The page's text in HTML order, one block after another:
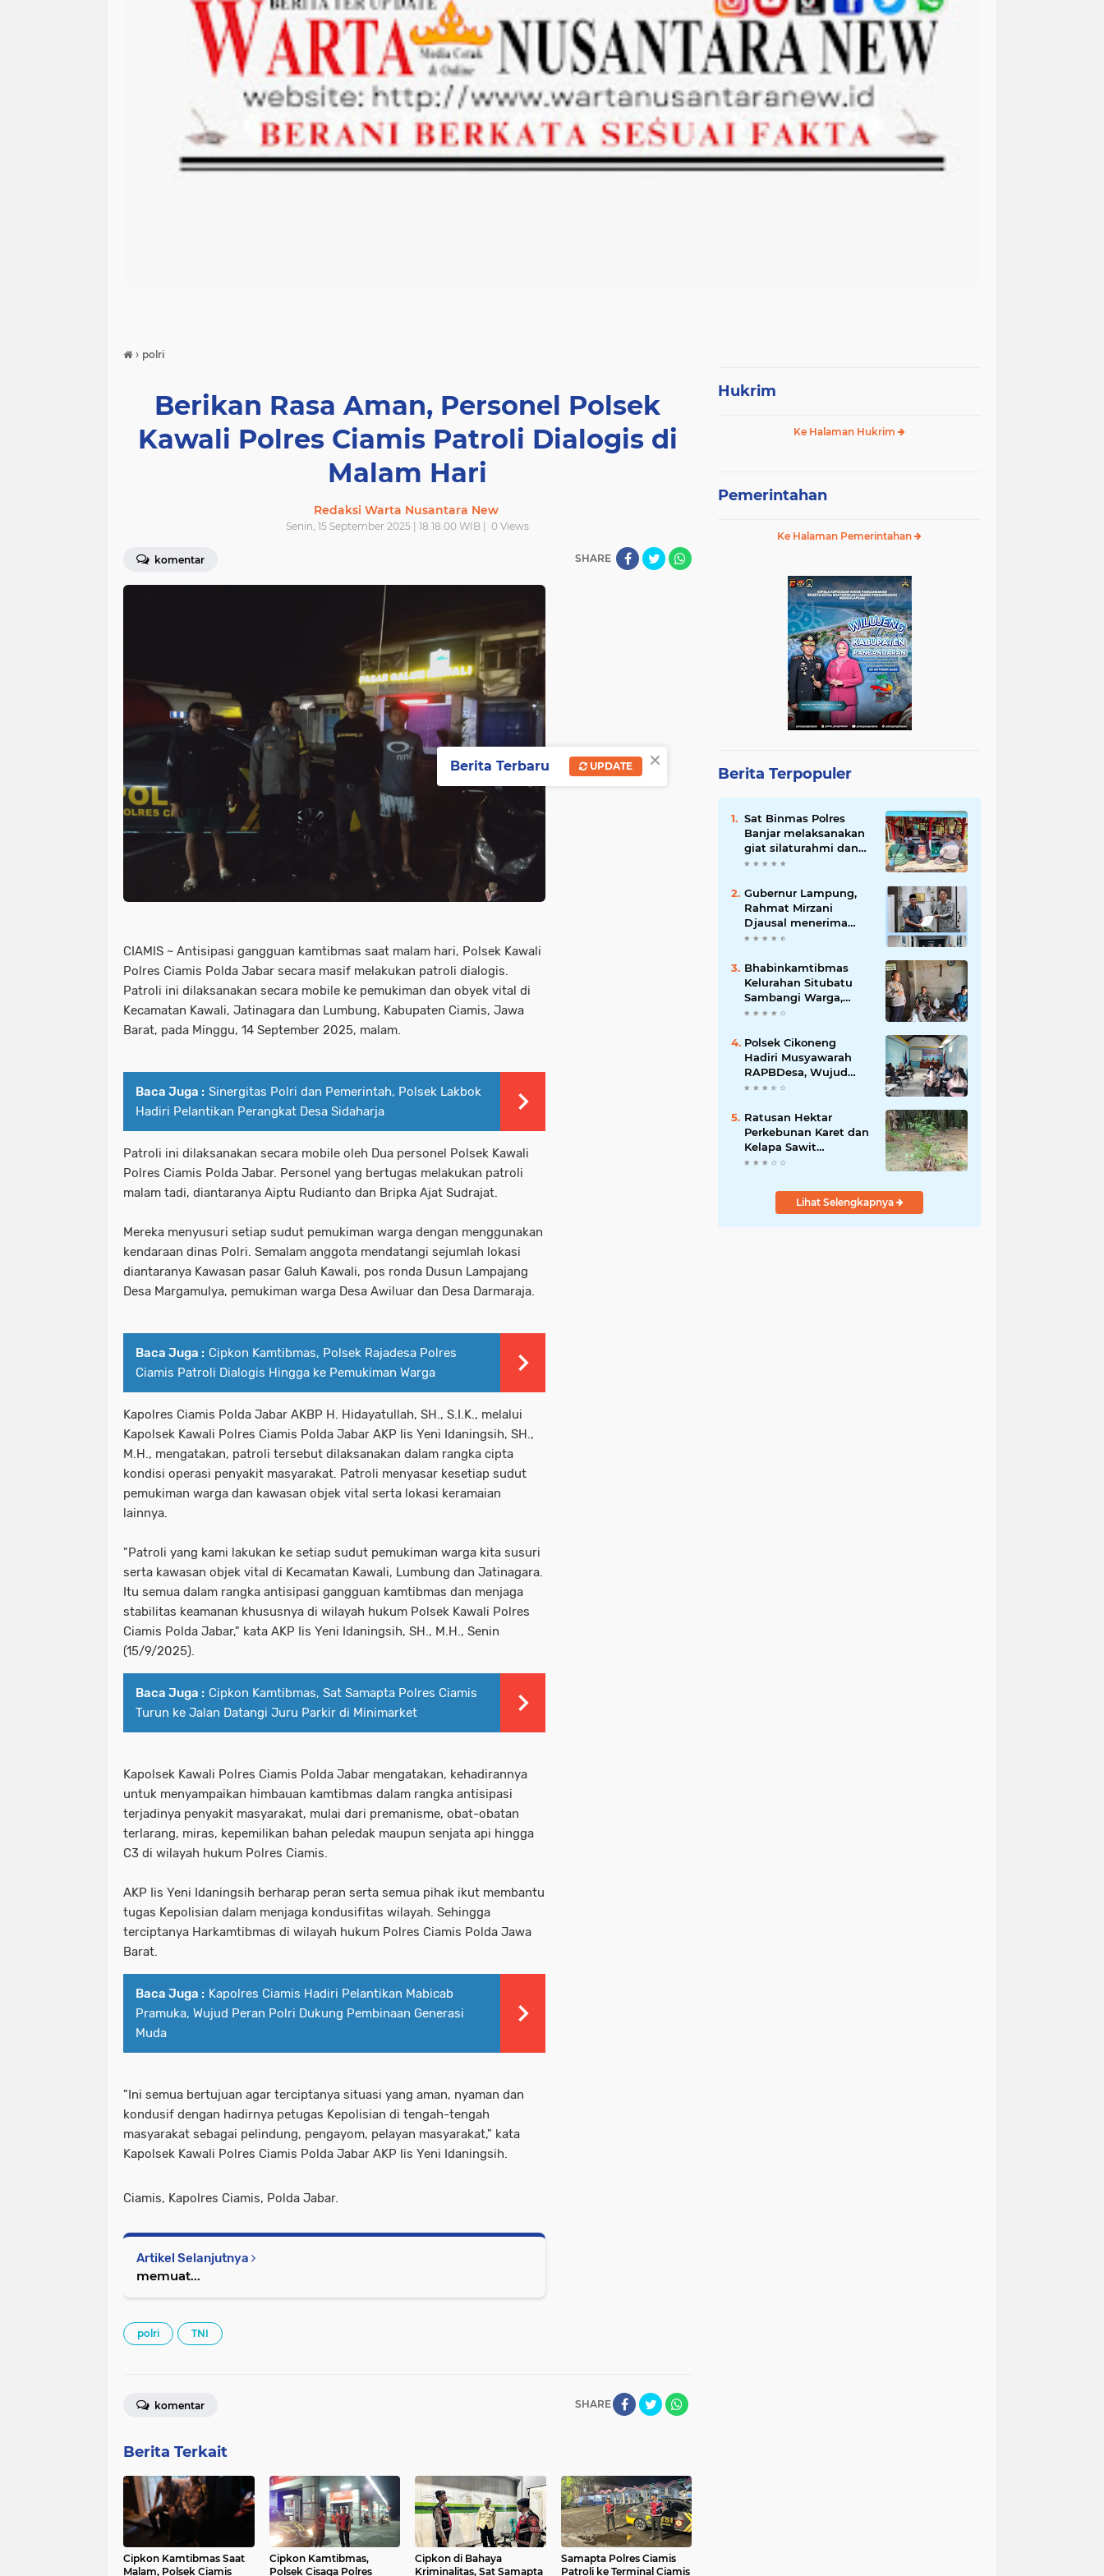
› polri
Berikan Rasa Aman, Personel Polsek
Kawali Polres Ciamis Patroli Dialogis di
Malam Hari
Redaksi Warta Nusantara New
Senin, 15 September 2025 | 18.18.00 WIB | 0 Views
komentar SHARE
CIAMIS ~ Antisipasi gangguan kamtibmas saat malam hari, Polsek Kawali
Polres Ciamis Polda Jabar secara masif melakukan patroli dialogis.
Patroli ini dilaksanakan secara mobile ke pemukiman dan obyek vital di
Kecamatan Kawali, Jatinagara dan Lumbung, Kabupaten Ciamis, Jawa
Barat, pada Minggu, 14 September 2025, malam.
Baca Juga : Sinergitas Polri dan Pemerintah, Polsek Lakbok
Hadiri Pelantikan Perangkat Desa Sidaharja
Patroli ini dilaksanakan secara mobile oleh Dua personel Polsek Kawali
Polres Ciamis Polda Jabar. Personel yang bertugas melakukan patroli
malam tadi, diantaranya Aiptu Rudianto dan Bripka Ajat Sudrajat.
Mereka menyusuri setiap sudut pemukiman warga dengan menggunakan
kendaraan dinas Polri. Semalam anggota mendatangi sejumlah lokasi
diantaranya Kawasan pasar Galuh Kawali, pos ronda Dusun Lampajang
Desa Margamulya, pemukiman warga Desa Awiluar dan Desa Darmaraja.
Baca Juga : Cipkon Kamtibmas, Polsek Rajadesa Polres
Ciamis Patroli Dialogis Hingga ke Pemukiman Warga
Kapolres Ciamis Polda Jabar AKBP H. Hidayatullah, SH., S.I.K., melalui
Kapolsek Kawali Polres Ciamis Polda Jabar AKP Iis Yeni Idaningsih, SH.,
M.H., mengatakan, patroli tersebut dilaksanakan dalam rangka cipta
kondisi operasi penyakit masyarakat. Patroli menyasar kesetiap sudut
pemukiman warga dan kawasan objek vital serta lokasi keramaian
lainnya.
"Patroli yang kami lakukan ke setiap sudut pemukiman warga kita susuri
serta kawasan objek vital di Kecamatan Kawali, Lumbung dan Jatinagara.
Itu semua dalam rangka antisipasi gangguan kamtibmas dan menjaga
stabilitas keamanan khususnya di wilayah hukum Polsek Kawali Polres
Ciamis Polda Jabar," kata AKP Iis Yeni Idaningsih, SH., M.H., Senin
(15/9/2025).
Baca Juga : Cipkon Kamtibmas, Sat Samapta Polres Ciamis
Turun ke Jalan Datangi Juru Parkir di Minimarket
Kapolsek Kawali Polres Ciamis Polda Jabar mengatakan, kehadirannya
untuk menyampaikan himbauan kamtibmas dalam rangka antisipasi
terjadinya penyakit masyarakat, mulai dari premanisme, obat-obatan
terlarang, miras, kepemilikan bahan peledak maupun senjata api hingga
C3 di wilayah hukum Polres Ciamis.
AKP Iis Yeni Idaningsih berharap peran serta semua pihak ikut membantu
tugas Kepolisian dalam menjaga kondusifitas wilayah. Sehingga
terciptanya Harkamtibmas di wilayah hukum Polres Ciamis Polda Jawa
Barat.
Baca Juga : Kapolres Ciamis Hadiri Pelantikan Mabicab
Pramuka, Wujud Peran Polri Dukung Pembinaan Generasi
Muda
"Ini semua bertujuan agar terciptanya situasi yang aman, nyaman dan
kondusif dengan hadirnya petugas Kepolisian di tengah-tengah
masyarakat sebagai pelindung, pengayom, pelayan masyarakat," kata
Kapolsek Kawali Polres Ciamis Polda Jabar AKP Iis Yeni Idaningsih.
Ciamis, Kapolres Ciamis, Polda Jabar.
Artikel Selanjutnya
memuat...
polri TNI
SHARE
komentar
Berita Terkait
Cipkon Kamtibmas Saat
Malam, Polsek Ciamis
Cipkon Kamtibmas,
Polsek Cisaga Polres
Cipkon di Bahaya
Kriminalitas, Sat Samapta
Samapta Polres Ciamis
Patroli ke Terminal Ciamis
Hukrim
Ke Halaman Hukrim
Pemerintahan
Ke Halaman Pemerintahan
Berita Terpopuler
Sat Binmas Polres
Banjar melaksanakan
giat silaturahmi dan
pembinaan kepada
Gubernur Lampung,
Rahmat Mirzani
Djausal menerima
Senior Executive
Association for
Construction (JAC)
Yugo Okamoto dalam
pertemuan resmi
Bhabinkamtibmas
Kelurahan Situbatu
Sambangi Warga,
Perkuat Silaturahmi
Wilayah
Polsek Cikoneng
Hadiri Musyawarah
RAPBDesa, Wujud
Peran Polri Kawal
Kamtibmas Desa
Sindangkasih
Ratusan Hektar
Perkebunan Karet dan
Kelapa Sawit
terendam banjir
Lihat Selengkapnya
×
Berita Terbaru UPDATE